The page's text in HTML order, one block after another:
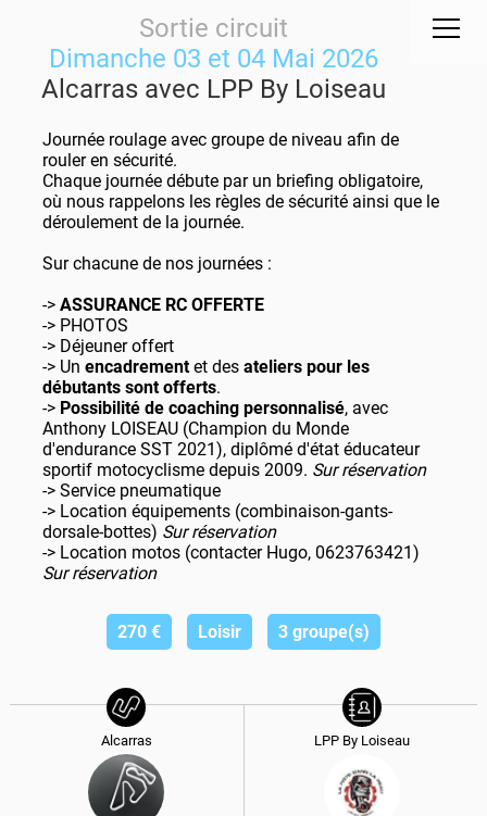
Sortie circuit
Dimanche 03 et 04 Mai 2026
Alcarras avec LPP By Loiseau
Journée roulage avec groupe de niveau afin de
rouler en sécurité.
Chaque journée débute par un briefing obligatoire,
où nous rappelons les règles de sécurité ainsi que le
déroulement de la journée.
Sur chacune de nos journées :
-> ASSURANCE RC OFFERTE
-> PHOTOS
-> Déjeuner offert
-> Un encadrementet des ateliers pour les
débutants sont offerts.
-> Possibilité de coaching personnalisé, avec
Anthony LOISEAU (Champion du Monde
d'endurance SST 2021), diplômé d'état éducateur
sportif motocyclisme depuis 2009. Sur réservation
-> Service pneumatique
-> Location équipements (combinaison-gants-
dorsale-bottes) Sur réservation
-> Location motos (contacter Hugo, 0623763421)
Sur réservation
270 € Loisir 3 groupe(s)
Alcarras LPP By Loiseau